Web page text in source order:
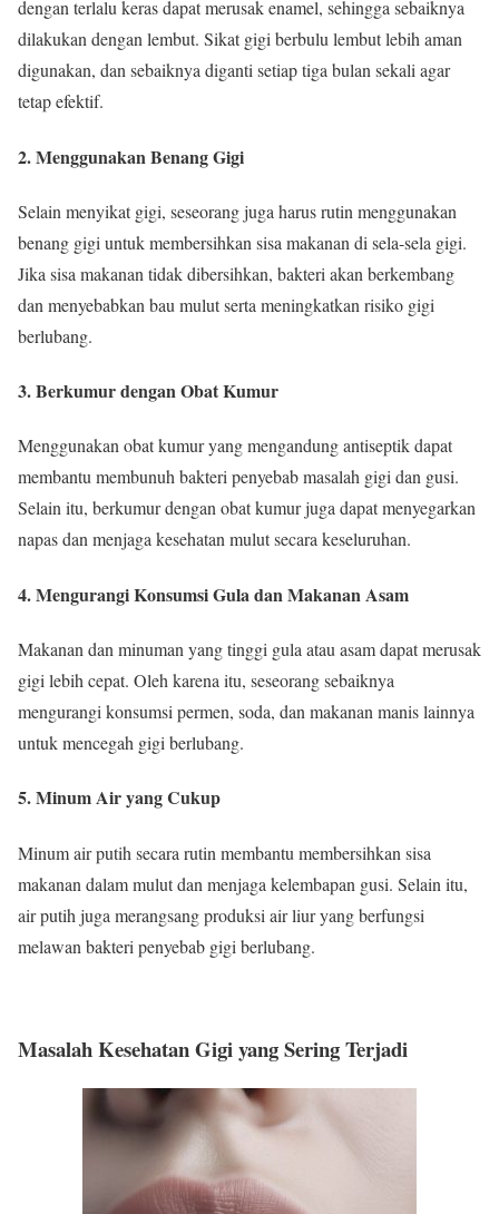
dengan terlalu keras dapat merusak enamel, sehingga sebaiknya
dilakukan dengan lembut. Sikat gigi berbulu lembut lebih aman
digunakan, dan sebaiknya diganti setiap tiga bulan sekali agar
tetap efektif.
2. Menggunakan Benang Gigi
Selain menyikat gigi, seseorang juga harus rutin menggunakan
benang gigi untuk membersihkan sisa makanan di sela-sela gigi.
Jika sisa makanan tidak dibersihkan, bakteri akan berkembang
dan menyebabkan bau mulut serta meningkatkan risiko gigi
berlubang.
3. Berkumur dengan Obat Kumur
Menggunakan obat kumur yang mengandung antiseptik dapat
membantu membunuh bakteri penyebab masalah gigi dan gusi.
Selain itu, berkumur dengan obat kumur juga dapat menyegarkan
napas dan menjaga kesehatan mulut secara keseluruhan.
4. Mengurangi Konsumsi Gula dan Makanan Asam
Makanan dan minuman yang tinggi gula atau asam dapat merusak
gigi lebih cepat. Oleh karena itu, seseorang sebaiknya
mengurangi konsumsi permen, soda, dan makanan manis lainnya
untuk mencegah gigi berlubang.
5. Minum Air yang Cukup
Minum air putih secara rutin membantu membersihkan sisa
makanan dalam mulut dan menjaga kelembapan gusi. Selain itu,
air putih juga merangsang produksi air liur yang berfungsi
melawan bakteri penyebab gigi berlubang.
Masalah Kesehatan Gigi yang Sering Terjadi